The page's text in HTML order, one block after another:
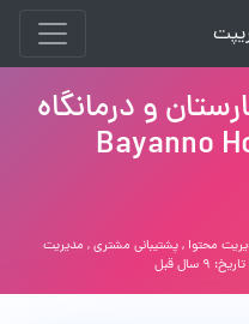
و درمانگاه
Bayanno
محتوا ,پشتیبانی مشتری, مدیریت
تاریخ: ۹ سال قبل